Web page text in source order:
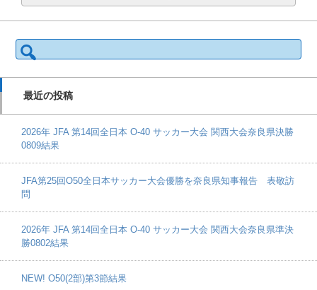
検
索:
最近の投稿
2026年 JFA 第14回全日本 O-40 サッカー大会 関西大会奈良県決勝
0809結果
JFA第25回O50全日本サッカー大会優勝を奈良県知事報告 表敬訪
問
2026年 JFA 第14回全日本 O-40 サッカー大会 関西大会奈良県準決
勝0802結果
NEW! O50(2部)第3節結果